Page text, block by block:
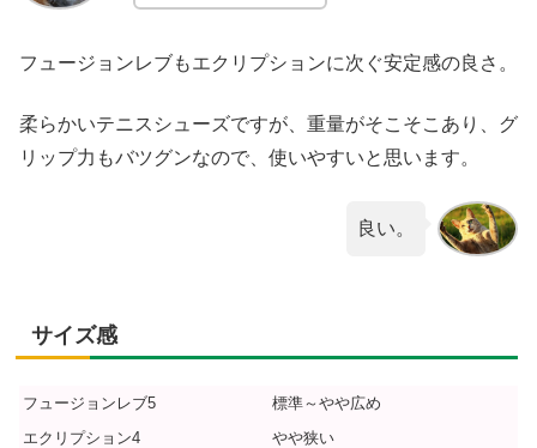
フュージョンレブもエクリプションに次ぐ安定感の良さ。
柔らかいテニスシューズですが、重量がそこそこあり、グ
リップ力もバツグンなので、使いやすいと思います。
良い。
サイズ感
フュージョンレブ5
標準～やや広め
エクリプション4
やや狭い